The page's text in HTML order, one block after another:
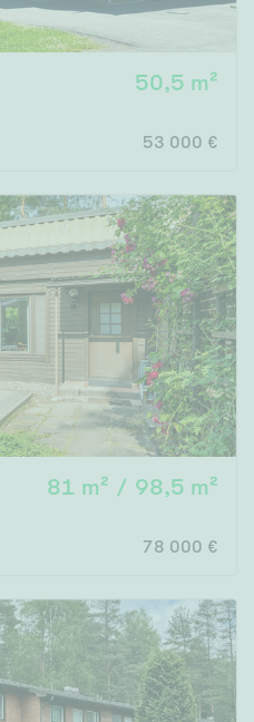
50,5 m²
53 000 €
81 m² / 98,5 m²
78 000 €